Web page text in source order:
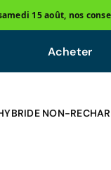
15 août, nos
Acheter
NON-